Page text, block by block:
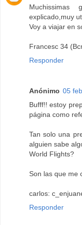
explicado,muy
Voy a viajar en
Francesc 34
Responder
Anónimo 05
Bufff!! estoy
página como
Tan solo una
alguien sabe
World Flights?
Son las que me
carlos:
Responder